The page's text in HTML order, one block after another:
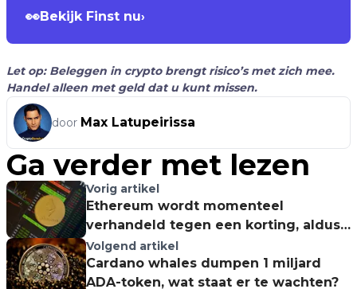
👀Bekijk Finst nu›
Let op: Beleggen in crypto brengt risico’s met zich mee.
Handel alleen met geld dat u kunt missen.
door Max Latupeirissa
Ga verder met lezen
Vorig artikel
Ethereum wordt momenteel
verhandeld tegen een korting, aldus
vermogensbeheerder
Volgend artikel
Cardano whales dumpen 1 miljard
ADA-token, wat staat er te wachten?